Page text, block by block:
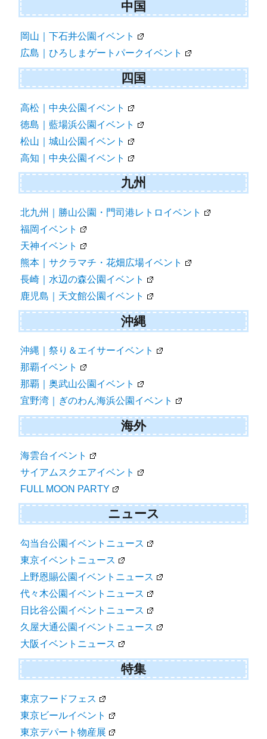
中国
岡山｜下石井公園イベント
広島｜ひろしまゲートパークイベント
四国
高松｜中央公園イベント
徳島｜藍場浜公園イベント
松山｜城山公園イベント
高知｜中央公園イベント
九州
北九州｜勝山公園・門司港レトロイベント
福岡イベント
天神イベント
熊本｜サクラマチ・花畑広場イベント
長崎｜水辺の森公園イベント
鹿児島｜天文館公園イベント
沖縄
沖縄｜祭り＆エイサーイベント
那覇イベント
那覇｜奥武山公園イベント
宜野湾｜ぎのわん海浜公園イベント
海外
海雲台イベント
サイアムスクエアイベント
FULL MOON PARTY
ニュース
勾当台公園イベントニュース
東京イベントニュース
上野恩賜公園イベントニュース
代々木公園イベントニュース
日比谷公園イベントニュース
久屋大通公園イベントニュース
大阪イベントニュース
特集
東京フードフェス
東京ビールイベント
東京デパート物産展